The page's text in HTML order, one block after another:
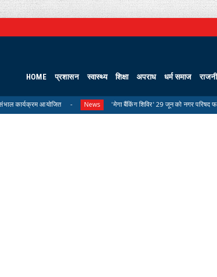
HOME प्रशासन स्वास्थ्य शिक्षा अपराध धर्म समाज
News 'मेगा बैंकिंग शिविर' 29 जून को नगर परिषद फलौदी में होगा